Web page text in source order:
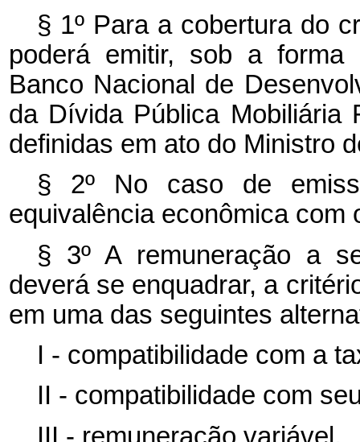
§ 1º Para a cobertura do
poderá emitir, sob a
Banco Nacional de
da Dívida Pública Mobiliária
definidas em ato do Ministro
§ 2º No caso de
equivalência econômica
§ 3º A remuneração a
deverá se enquadrar, a
em uma das seguintes
I - compatibilidade com a
II - compatibilidade com
III - remuneração variável.